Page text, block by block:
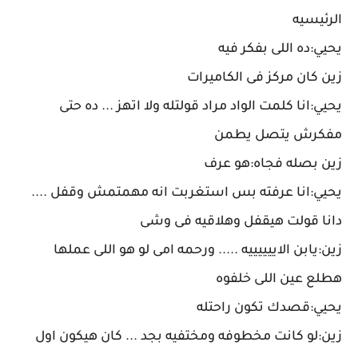
الرئيسيه
يحيي:ده اللى بفكر فيه
زين كان مركز فى الكاميرات
يحيي:انا كلمت الواد مراد قولتله ولا اتهز ... ده حتى
مفكرش يتصل يطمن
زين بصله فجاه:هو عرف
يحيي:انا عرفته بس استغربت انه مهمتمش وقفل ....
دانا قولت هيقفل وهلاقيه فى وشى
زين:يابن الاييييييه ..... ورحمه امى لو هو اللى عملها
هطلع عين اللى خلفوه
يحيي:قصدك تكون راحتله
زين:لو كانت مخطوفه ومختفيه بجد ... كان هيكون اول